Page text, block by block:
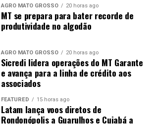
AGRO MATO GROSSO 20 horas ago
MT se prepara para bater recorde de
produtividade no algodão
AGRO MATO GROSSO 20 horas ago
Sicredi lidera operações do MT Garante
e avança para a linha de crédito aos
associados
FEATURED 15 horas ago
Latam lança voos diretos de
Rondonópolis a Guarulhos e Cuiabá a